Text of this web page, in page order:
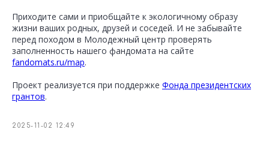
Приходите сами и приобщайте к экологичному образу
жизни ваших родных, друзей и соседей. И не забывайте
перед походом в Молодежный центр проверять
заполненность нашего фандомата на сайте
fandomats.ru/map.
Проект реализуется при поддержке Фонда президентских
грантов.
2025-11-02 12:49